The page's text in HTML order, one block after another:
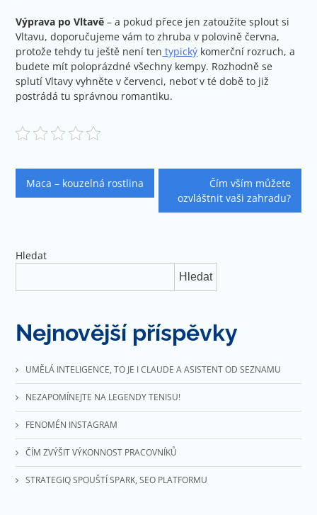
Výprava po Vltavě – a pokud přece jen zatoužíte splout si
Vltavu, doporučujeme vám to zhruba v polovině června,
protože tehdy tu ještě není ten typický komerční rozruch, a
budete mít poloprázdné všechny kempy. Rozhodně se
splutí Vltavy vyhněte v červenci, neboť v té době to již
postrádá tu správnou romantiku.
Navigace
pro
Maca – kouzelná rostlina
Čím vším můžete
ozvláštnit vaši zahradu?
Hledat
Hledat
Nejnovější příspěvky
UMĚLÁ INTELIGENCE, TO JE I CLAUDE A ASISTENT OD SEZNAMU
NEZAPOMÍNEJTE NA LEGENDY TENISU!
FENOMÉN INSTAGRAM
ČÍM ZVÝŠIT VÝKONNOST PRACOVNÍKŮ
STRATEGIQ SPOUŠTÍ SPARK, SEO PLATFORMU